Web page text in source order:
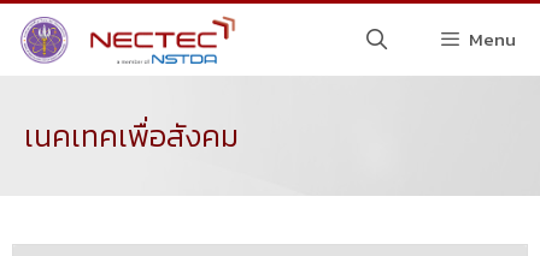
Menu
เนคเทคเพื่อสังคม